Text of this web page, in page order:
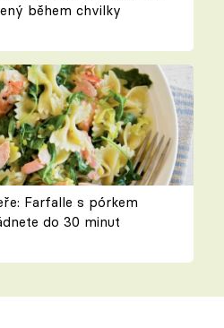
během chvilky
Farfalle s pórkem
do 30 minut